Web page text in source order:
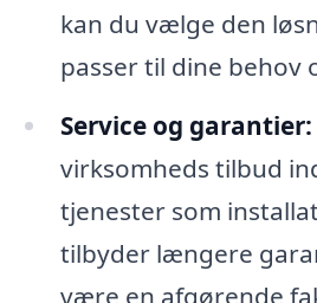
kan du vælge den
passer til dine behov
Service og garantier:
virksomheds tilbud
tjenester som
tilbyder længere
være en afgørende